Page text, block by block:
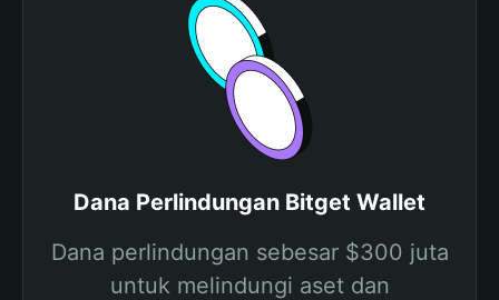
Dana Perlindungan Bitget Wallet
Dana perlindungan sebesar $300 juta
untuk melindungi aset dan